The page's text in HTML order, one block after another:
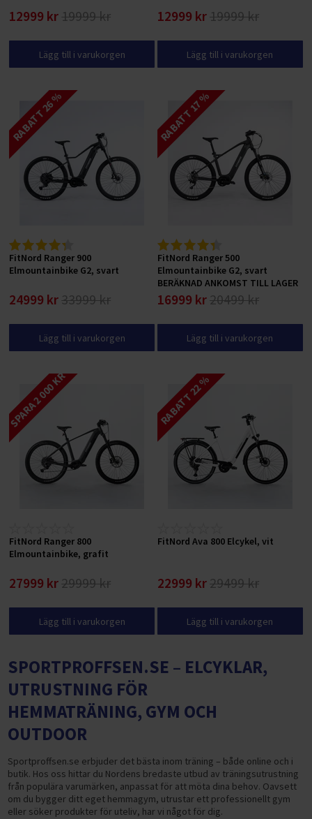
12999 kr 19999 kr
Lägg till i varukorgen
12999 kr19999 kr
Lägg till i varukorgen
RABATT 26 %
FitNord Ranger 900
Elmountainbike G2, svart
24999 kr 33999 kr
Lägg till i varukorgen
RABATT 17 %
FitNord Ranger 500
Elmountainbike G2, svart
BERÄKNAD ANKOMST TILL LAGER
24/8/2026
16999 kr20499 kr
Lägg till i varukorgen
SPARA 2 000 KR
FitNord Ranger 800
Elmountainbike, grafit
27999 kr 29999 kr
Lägg till i varukorgen
RABATT 22 %
FitNord Ava 800 Elcykel, vit
22999 kr29499 kr
Lägg till i varukorgen
SPORTPROFFSEN.SE – ELCYKLAR,
UTRUSTNING FÖR
HEMMATRÄNING, GYM OCH
OUTDOOR
Sportproffsen.se erbjuder det bästa inom träning – både online och i
butik. Hos oss hittar du Nordens bredaste utbud av träningsutrustning
från populära varumärken, anpassat för att möta dina behov. Oavsett
om du bygger ditt eget hemmagym, utrustar ett professionellt gym
eller söker produkter för uteliv, har vi något för dig.